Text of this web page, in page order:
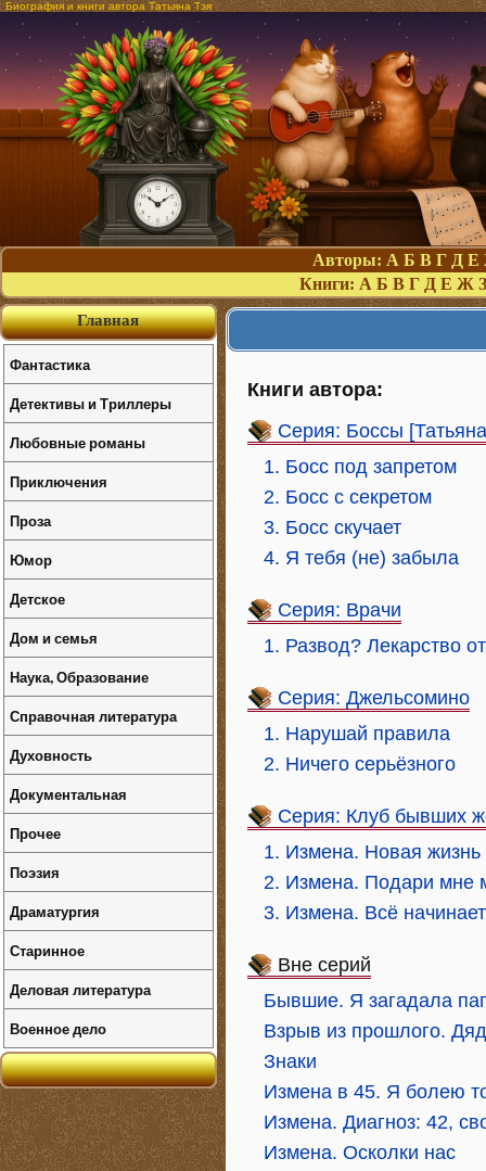
Биография и книги автора Татьяна Тэя
Авторы: А Б В Г Д Е
Книги: А Б В Г Д Е Ж З
Книги автора:
Серия: Боссы
1. Босс под запретом
2. Босс с секретом
3. Босс скучает
4. Я тебя (не) забыла
Серия: Врачи
1. Развод? Лекарство
Серия: Джельсомино
1. Нарушай правила
2. Ничего серьёзного
Серия: Клуб бывших
1. Измена. Новая жизнь
2. Измена. Подари мне
3. Измена. Всё
Вне серий
Бывшие. Я загадала
Взрыв из прошлого.
Знаки
Измена в 45. Я болею
Измена. Диагноз: 42,
Измена. Осколки нас
Главная
Фантастика
Детективы и Триллеры
Любовные романы
Приключения
Проза
Юмор
Детское
Дом и семья
Наука, Образование
Справочная литература
Духовность
Документальная
Прочее
Поэзия
Драматургия
Старинное
Деловая литература
Военное дело